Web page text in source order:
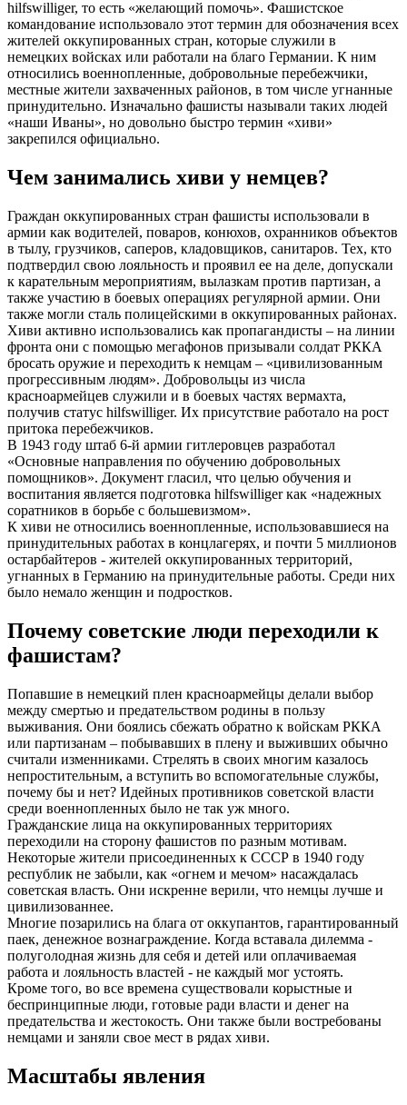
hilfswilliger, то есть «желающий помочь». Фашистское
командование использовало этот термин для обозначения всех
жителей оккупированных стран, которые служили в
немецких войсках или работали на благо Германии. К ним
относились военнопленные, добровольные перебежчики,
местные жители захваченных районов, в том числе угнанные
принудительно. Изначально фашисты называли таких людей
«наши Иваны», но довольно быстро термин «хиви»
закрепился официально.
Чем занимались хиви у немцев?
Граждан оккупированных стран фашисты использовали в
армии как водителей, поваров, конюхов, охранников объектов
в тылу, грузчиков, саперов, кладовщиков, санитаров. Тех, кто
подтвердил свою лояльность и проявил ее на деле, допускали
к карательным мероприятиям, вылазкам против партизан, а
также участию в боевых операциях регулярной армии. Они
также могли сталь полицейскими в оккупированных районах.
Хиви активно использовались как пропагандисты – на линии
фронта они с помощью мегафонов призывали солдат РККА
бросать оружие и переходить к немцам – «цивилизованным
прогрессивным людям». Добровольцы из числа
красноармейцев служили и в боевых частях вермахта,
получив статус hilfswilliger. Их присутствие работало на рост
притока перебежчиков.
В 1943 году штаб 6-й армии гитлеровцев разработал
«Основные направления по обучению добровольных
помощников». Документ гласил, что целью обучения и
воспитания является подготовка hilfswilliger как «надежных
соратников в борьбе с большевизмом».
К хиви не относились военнопленные, использовавшиеся на
принудительных работах в концлагерях, и почти 5 миллионов
остарбайтеров - жителей оккупированных территорий,
угнанных в Германию на принудительные работы. Среди них
было немало женщин и подростков.
Почему советские люди переходили к
фашистам?
Попавшие в немецкий плен красноармейцы делали выбор
между смертью и предательством родины в пользу
выживания. Они боялись сбежать обратно к войскам РККА
или партизанам – побывавших в плену и выживших обычно
считали изменниками. Стрелять в своих многим казалось
непростительным, а вступить во вспомогательные службы,
почему бы и нет? Идейных противников советской власти
среди военнопленных было не так уж много.
Гражданские лица на оккупированных территориях
переходили на сторону фашистов по разным мотивам.
Некоторые жители присоединенных к СССР в 1940 году
республик не забыли, как «огнем и мечом» насаждалась
советская власть. Они искренне верили, что немцы лучше и
цивилизованнее.
Многие позарились на блага от оккупантов, гарантированный
паек, денежное вознаграждение. Когда вставала дилемма -
полуголодная жизнь для себя и детей или оплачиваемая
работа и лояльность властей - не каждый мог устоять.
Кроме того, во все времена существовали корыстные и
беспринципные люди, готовые ради власти и денег на
предательства и жестокость. Они также были востребованы
немцами и заняли свое мест в рядах хиви.
Масштабы явления